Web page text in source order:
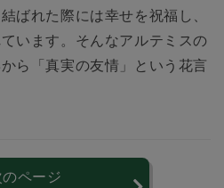
ばれた際には幸せを祝福し、
います。そんなアルテミスの
ら「真実の友情」という花言
のページ